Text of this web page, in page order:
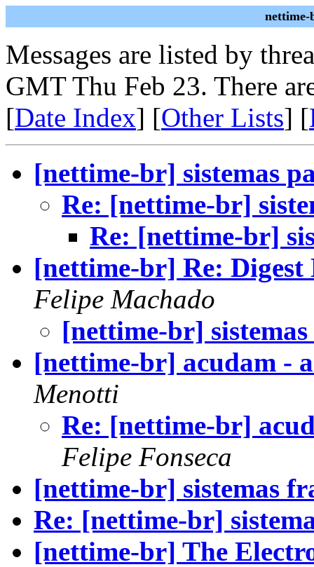
nettime-
Messages are listed by
GMT Thu Feb 23. There
[Date Index] [Other Lists] [
[nettime-br] sistemas
Re: [nettime-br]
Re: [nettime-br]
[nettime-br] Re: Digest
Felipe Machado
[nettime-br]
[nettime-br] acudam -
Menotti
Re: [nettime-br]
Felipe Fonseca
[nettime-br] sistemas
Re: [nettime-br]
[nettime-br] The